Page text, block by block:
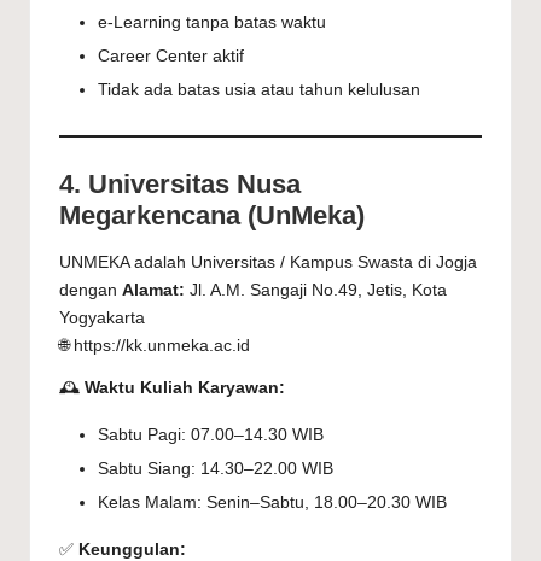
e-Learning tanpa batas waktu
Career Center aktif
Tidak ada batas usia atau tahun kelulusan
4. Universitas Nusa
Megarkencana (UnMeka)
UNMEKA adalah Universitas / Kampus Swasta di Jogja
dengan Alamat: Jl. A.M. Sangaji No.49, Jetis, Kota
Yogyakarta
🌐 https://kk.unmeka.ac.id
🕰️ Waktu Kuliah Karyawan:
Sabtu Pagi: 07.00–14.30 WIB
Sabtu Siang: 14.30–22.00 WIB
Kelas Malam: Senin–Sabtu, 18.00–20.30 WIB
✅ Keunggulan: